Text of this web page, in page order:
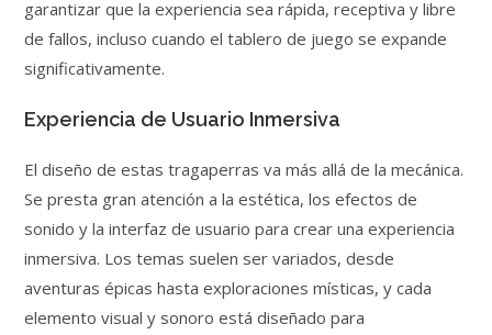
garantizar que la experiencia sea rápida, receptiva y libre
de fallos, incluso cuando el tablero de juego se expande
significativamente.
Experiencia de Usuario Inmersiva
El diseño de estas tragaperras va más allá de la mecánica.
Se presta gran atención a la estética, los efectos de
sonido y la interfaz de usuario para crear una experiencia
inmersiva. Los temas suelen ser variados, desde
aventuras épicas hasta exploraciones místicas, y cada
elemento visual y sonoro está diseñado para